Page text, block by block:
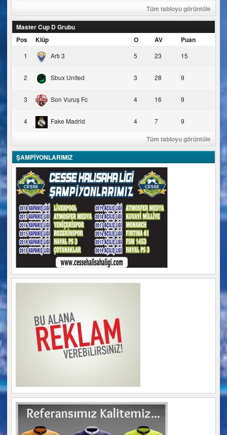
Tüm tabloyu görüntüle
Master Cup D Grubu
Pos
Klüp O AV Puan
1 Artı 3 5 23 15
2 Sbux United 3 28 9
3 Son Vuruş Fc 4 16 9
4 Fake Madrid 4 7 9
Tüm tabloyu görüntüle
ŞAMPİYONLARIMIZ